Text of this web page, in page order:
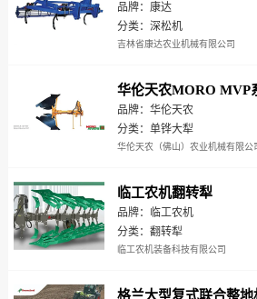
品牌：康达
分类：深松机
吉林省康达农业机械有限公司
华伦天农MORO MVP
品牌：华伦天农
分类：单铧大犁
华伦天农（佛山）农业机械有限公
临工农机翻转犁
品牌：临工农机
分类：翻转犁
临工农机装备科技有限公司
格兰大型复式联合整地